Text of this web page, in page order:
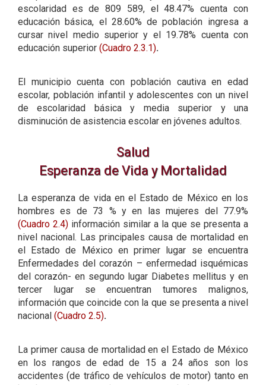
escolaridad es de 809 589, el 48.47% cuenta con
educación básica, el 28.60% de población ingresa a
cursar nivel medio superior y el 19.78% cuenta con
educación superior (Cuadro 2.3.1).
El municipio cuenta con población cautiva en edad
escolar, población infantil y adolescentes con un nivel
de escolaridad básica y media superior y una
disminución de asistencia escolar en jóvenes adultos.
Salud
Esperanza de Vida y Mortalidad
La esperanza de vida en el Estado de México en los
hombres es de 73 % y en las mujeres del 77.9%
(Cuadro 2.4) información similar a la que se presenta a
nivel nacional. Las principales causa de mortalidad en
el Estado de México en primer lugar se encuentra
Enfermedades del corazón – enfermedad isquémicas
del corazón- en segundo lugar Diabetes mellitus y en
tercer lugar se encuentran tumores malignos,
información que coincide con la que se presenta a nivel
nacional (Cuadro 2.5).
La primer causa de mortalidad en el Estado de México
en los rangos de edad de 15 a 24 años son los
accidentes (de tráfico de vehículos de motor) tanto en